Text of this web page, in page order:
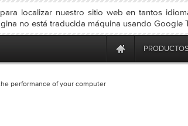
localizar nuestro sitio web en tantos
no está traducida máquina usando Google
PRODUCTOS
performance of your computer